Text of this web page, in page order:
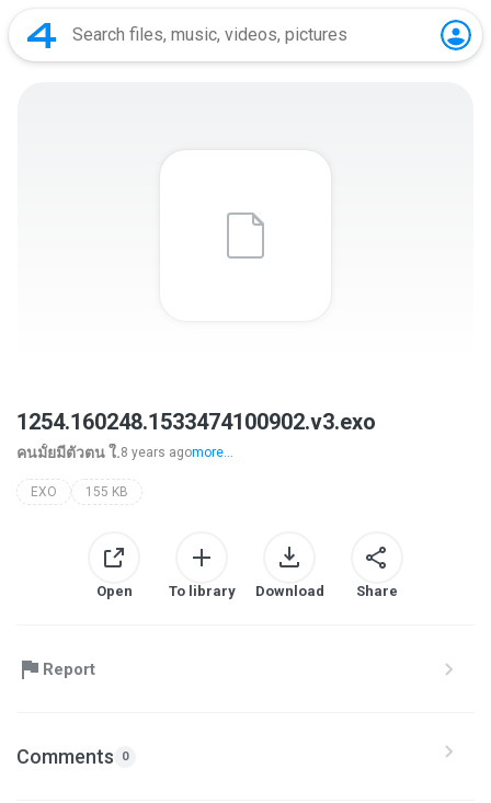
1254.160248.1533474100902.v3.exo
คนมั้ยมีตัวตน ใ.8 years agomore...
EXO 155 KB
Open To library Download Share
Report
Comments 0